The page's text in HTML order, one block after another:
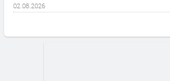
02.08.2026